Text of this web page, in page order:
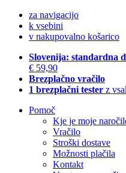
za navigacijo
k vsebini
v nakupovalno košarico
Slovenija: standardna
€ 59,90
Brezplačno vračilo
1 brezplačni tester z
Pomoč
Kje je moje
Vračilo
Stroški dostave
Možnosti plačila
Kontakt